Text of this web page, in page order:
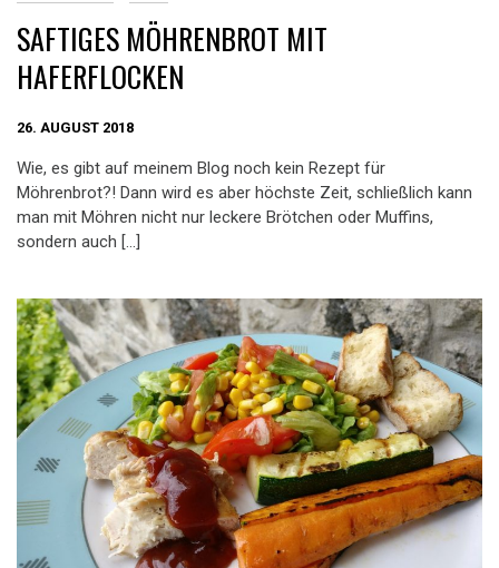
SAFTIGES MÖHRENBROT MIT
HAFERFLOCKEN
26. AUGUST 2018
Wie, es gibt auf meinem Blog noch kein Rezept für
Möhrenbrot?! Dann wird es aber höchste Zeit, schließlich kann
man mit Möhren nicht nur leckere Brötchen oder Muffins,
sondern auch […]